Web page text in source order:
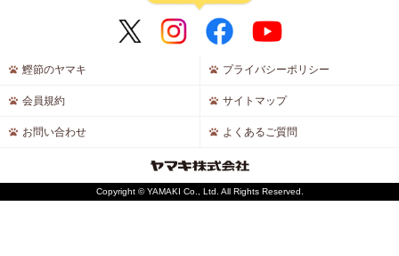
鰹節のヤマキ プライバシーポリシー
会員規約 サイトマップ
お問い合わせ よくあるご質問
Copyright © YAMAKI Co., Ltd. All Rights Reserved.